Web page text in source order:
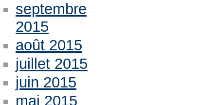
septembre
2015
août 2015
juillet 2015
juin 2015
mai 2015